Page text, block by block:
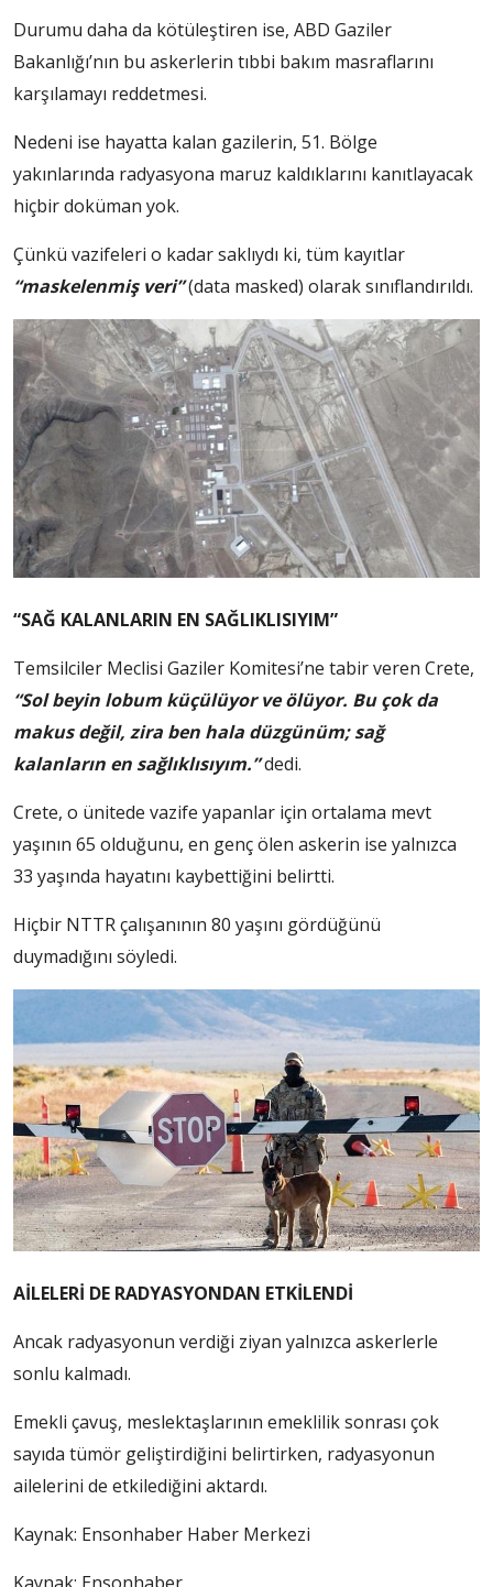
Durumu daha da kötüleştiren ise, ABD Gaziler
Bakanlığı’nın bu askerlerin tıbbi bakım masraflarını
karşılamayı reddetmesi.
Nedeni ise hayatta kalan gazilerin, 51. Bölge
yakınlarında radyasyona maruz kaldıklarını kanıtlayacak
hiçbir doküman yok.
Çünkü vazifeleri o kadar saklıydı ki, tüm kayıtlar
“maskelenmiş veri”(data masked) olarak sınıflandırıldı.
“SAĞ KALANLARIN EN SAĞLIKLISIYIM”
Temsilciler Meclisi Gaziler Komitesi’ne tabir veren Crete,
“Sol beyin lobum küçülüyor ve ölüyor. Bu çok da
makus değil, zira ben hala düzgünüm; sağ
kalanların en sağlıklısıyım.”dedi.
Crete, o ünitede vazife yapanlar için ortalama mevt
yaşının 65 olduğunu, en genç ölen askerin ise yalnızca
33 yaşında hayatını kaybettiğini belirtti.
Hiçbir NTTR çalışanının 80 yaşını gördüğünü
duymadığını söyledi.
AİLELERİ DE RADYASYONDAN ETKİLENDİ
Ancak radyasyonun verdiği ziyan yalnızca askerlerle
sonlu kalmadı.
Emekli çavuş, meslektaşlarının emeklilik sonrası çok
sayıda tümör geliştirdiğini belirtirken, radyasyonun
ailelerini de etkilediğini aktardı.
Kaynak: Ensonhaber Haber Merkezi